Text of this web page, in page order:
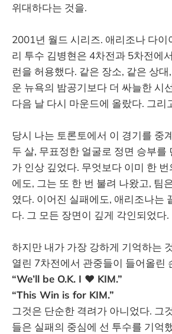
위대하다는 것을.
2001년 월드 시리즈. 애리조나 다이
리 투수 김병현은 4차전과 5차전에
런을 허용했다. 같은 장소, 같은 상
운 뉴욕의 밤공기보다 더 싸늘한 시
다음 날 다시 마운드에 올랐다. 그리
당시 나는 토론토에서 이 경기를 중
두 살, 무표정한 얼굴로 정면 승부를
가 인상 깊었다. 무엇보다 이미 한
에도, 그는 또 한 번 불려 나왔고, 팀
였다. 이어진 실패에도, 애리조나는
다. 그 모든 장면이 깊게 각인되었다.
하지만 내가 가장 강하게 기억하는
열린 7차전에서 관중들이 들어올린
“We’ll be O.K. I ♥ KIM.”
“This Win is for KIM.”
그것은 단순한 격려가 아니었다. 그
들은 실패의 중심에 선 투수를 기억